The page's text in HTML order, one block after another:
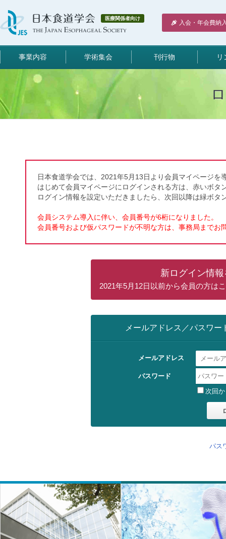
医療関係者向け
入会・年会費納
事業内容 学術集会 刊行物 リ
日本食道学会では、2021年5月13日より会員マイページを
はじめて会員マイページにログインされる方は、赤いボタ
ログイン情報を設定いただきましたら、次回以降は緑ボ
会員システム導入に伴い、会員番号が6桁になりました。
会員番号および仮パスワードが不明な方は、事務局までお
新ログイン情
2021年5月12日以前から会員の方は
メールアドレス／パスワ
メールアドレス
パスワード
次回
パス